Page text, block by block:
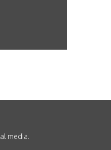
media.